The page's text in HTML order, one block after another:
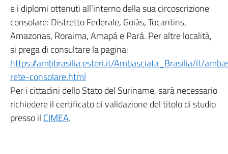
e i diplomi ottenuti all’interno della sua circoscrizione
consolare: Distretto Federale, Goiás, Tocantins,
Amazonas, Roraima, Amapá e Pará. Per altre località,
si prega di consultare la pagina:
https://ambbrasilia.esteri.it/Ambasciata_Brasilia/it/
rete-consolare.html
Per i cittadini dello Stato del Suriname, sarà necessario
richiedere il certificato di validazione del titolo di studio
presso il CIMEA.